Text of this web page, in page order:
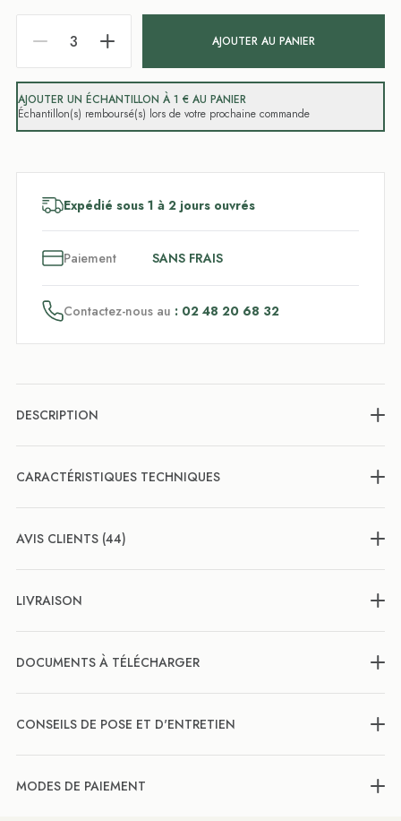
AJOUTER AU PANIER
AJOUTER UN ÉCHANTILLON À 1 € AU PANIER
Échantillon(s) remboursé(s) lors de votre prochaine commande
Expédié sous 1 à 2 jours ouvrés
Paiement SANS FRAIS
Contactez-nous au : 02 48 20 68 32
DESCRIPTION
CARACTÉRISTIQUES TECHNIQUES
AVIS CLIENTS (44)
LIVRAISON
DOCUMENTS À TÉLÉCHARGER
CONSEILS DE POSE ET D'ENTRETIEN
MODES DE PAIEMENT